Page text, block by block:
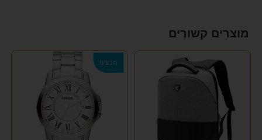
מוצרים קשורים
מבצע!